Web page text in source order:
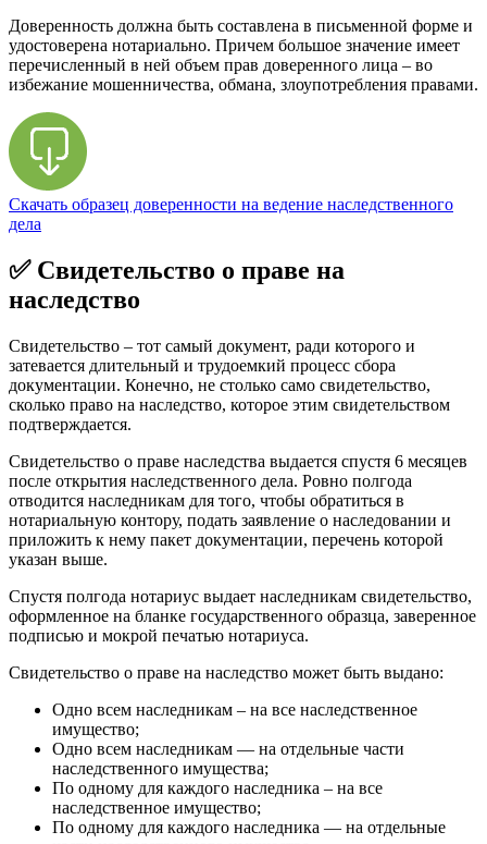
Доверенность должна быть составлена в письменной форме и
удостоверена нотариально. Причем большое значение имеет
перечисленный в ней объем прав доверенного лица – во
избежание мошенничества, обмана, злоупотребления правами.
Скачать образец доверенности на ведение наследственного
дела
✅ Свидетельство о праве на
наследство
Свидетельство – тот самый документ, ради которого и
затевается длительный и трудоемкий процесс сбора
документации. Конечно, не столько само свидетельство,
сколько право на наследство, которое этим свидетельством
подтверждается.
Свидетельство о праве наследства выдается спустя 6 месяцев
после открытия наследственного дела. Ровно полгода
отводится наследникам для того, чтобы обратиться в
нотариальную контору, подать заявление о наследовании и
приложить к нему пакет документации, перечень которой
указан выше.
Спустя полгода нотариус выдает наследникам свидетельство,
оформленное на бланке государственного образца, заверенное
подписью и мокрой печатью нотариуса.
Свидетельство о праве на наследство может быть выдано:
Одно всем наследникам – на все наследственное
имущество;
Одно всем наследникам — на отдельные части
наследственного имущества;
По одному для каждого наследника – на все
наследственное имущество;
По одному для каждого наследника — на отдельные